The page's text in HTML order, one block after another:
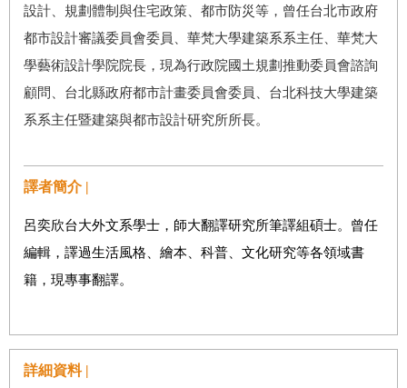
設計、規劃體制與住宅政策、都市防災等，曾任台北市政府
都市設計審議委員會委員、華梵大學建築系系主任、華梵大
學藝術設計學院院長，現為行政院國土規劃推動委員會諮詢
顧問、台北縣政府都市計畫委員會委員、台北科技大學建築
系系主任暨建築與都市設計研究所所長。
譯者簡介 |
呂奕欣台大外文系學士，師大翻譯研究所筆譯組碩士。曾任
編輯，譯過生活風格、繪本、科普、文化研究等各領域書
籍，現專事翻譯。
詳細資料 |